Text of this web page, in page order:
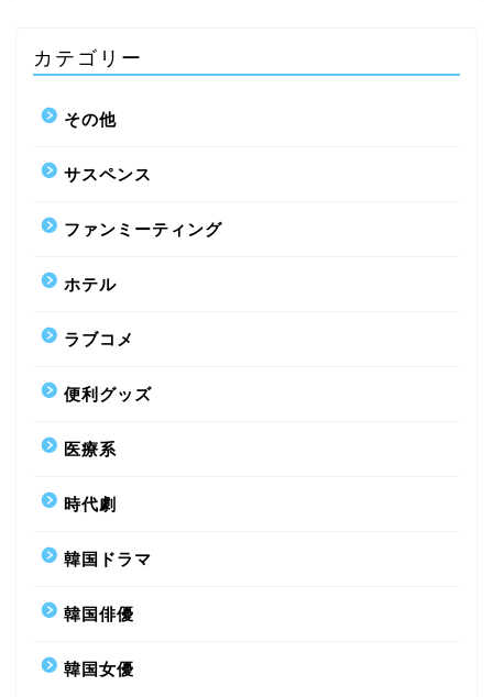
カテゴリー
その他
サスペンス
ファンミーティング
ホテル
ラブコメ
便利グッズ
医療系
時代劇
韓国ドラマ
韓国俳優
韓国女優